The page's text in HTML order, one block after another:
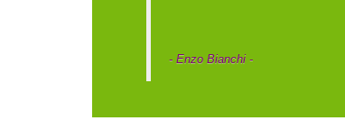
- Enzo Bianchi -